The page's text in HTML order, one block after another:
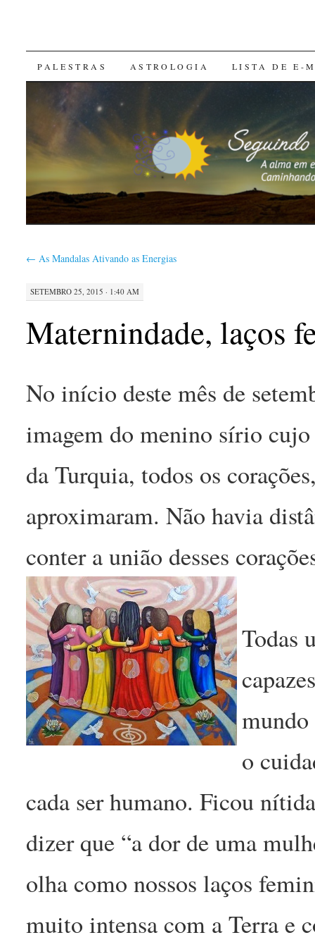
SKIP
CONTENT
PALESTRAS ASTROLOGIA LISTA DE E-
← As Mandalas Ativando as Energias
SETEMBRO 25, 2015 · 1:40 AM
Maternindade, laços
No início deste mês de
imagem do menino sírio
da Turquia, todos os
aproximaram. Não havia
conter a união desses
Todas
mundo
o
cada ser humano. Ficou
dizer que “a dor de uma
olha como nossos laços
muito intensa com a Terra e